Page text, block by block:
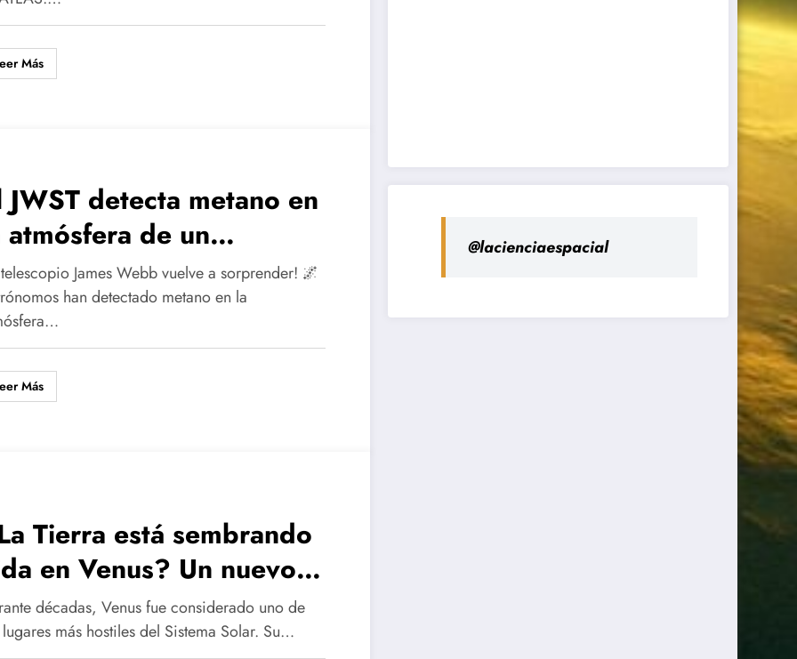
Más
JWST detecta metano en
atmósfera de un
templado
telescopio James Webb vuelve a sorprender! 🌌
han detectado metano en la
Más
Tierra está sembrando
en Venus? Un nuevo
plantea una
posibilidad
décadas, Venus fue considerado uno de
más hostiles del Sistema Solar. Su…
@lacienciaespacial